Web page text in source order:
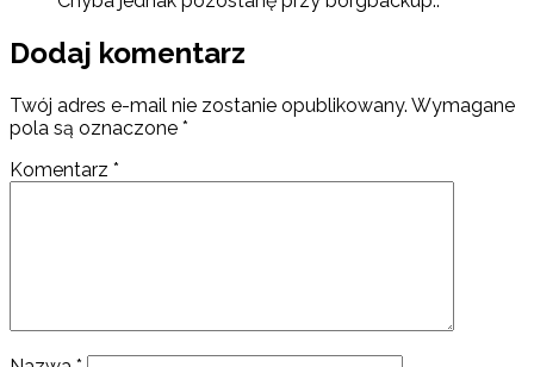
Dodaj komentarz
Twój adres e-mail nie zostanie opublikowany. Wymagane
pola są oznaczone *
Komentarz *